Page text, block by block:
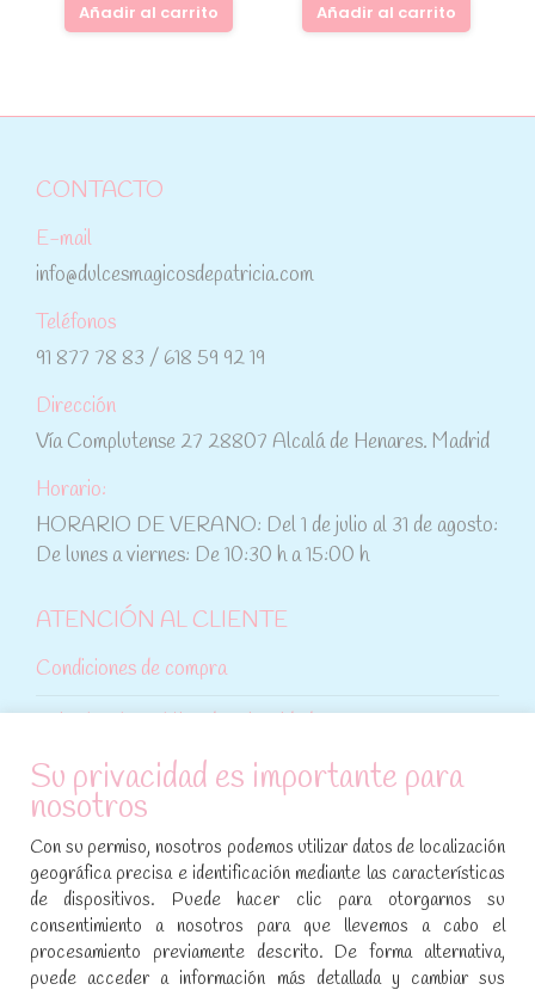
Añadir al carrito Añadir al carrito
CONTACTO
E-mail
info@dulcesmagicosdepatricia.com
Teléfonos
91 877 78 83 / 618 59 92 19
Dirección
Vía Complutense 27 28807 Alcalá de Henares. Madrid
Horario:
HORARIO DE VERANO: Del 1 de julio al 31 de agosto:
De lunes a viernes: De 10:30 h a 15:00 h
ATENCIÓN AL CLIENTE
Condiciones de compra
Política de cookies
SÍGUENOS EN REDES SOCIALES
Encuéntranos en:
Facebook
page
opens
YouTube
page
opens
Instagram
page
opens
No te pierdas las promociones y novedades, suscríbete a
Su privacidad es importante para
nosotros
Con su permiso, nosotros podemos utilizar datos de localización
geográfica precisa e identificación mediante las características
de dispositivos. Puede hacer clic para otorgarnos su
consentimiento a nosotros para que llevemos a cabo el
procesamiento previamente descrito. De forma alternativa,
puede acceder a información más detallada y cambiar sus